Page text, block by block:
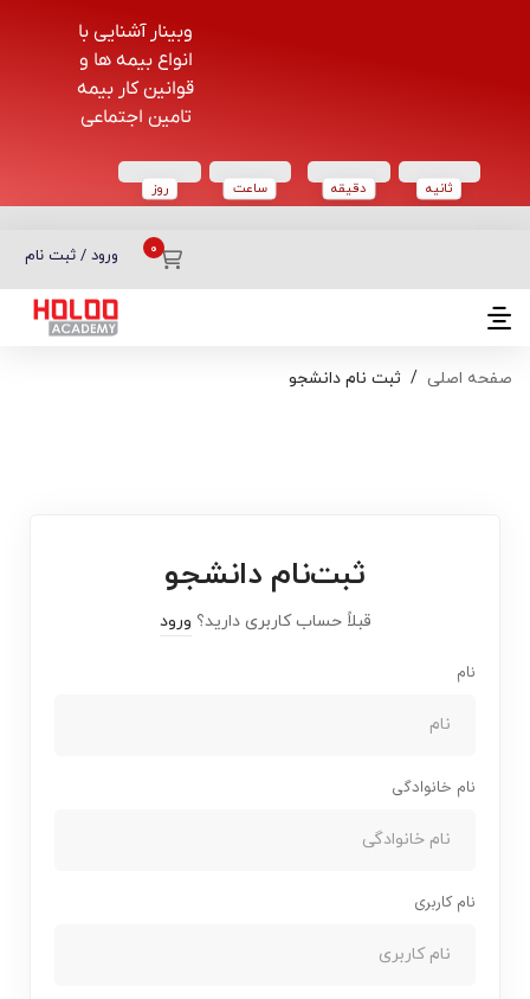
وبینار آشنایی با
انواع بیمه ها و
قوانین کار بیمه
تامین اجتماعی
روز ساعت‌ دقیقه ثانیه
ورود / ثبت نام
صفحه اصلی ثبت نام دانشجو
ثبت‌نام دانشجو
قبلاً حساب کاربری دارید؟ ورود
نام
نام خانوادگی
نام کاربری